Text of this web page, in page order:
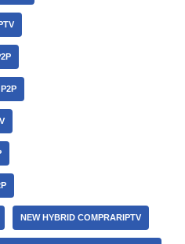
NEW HYBRID COMPRARIPTV